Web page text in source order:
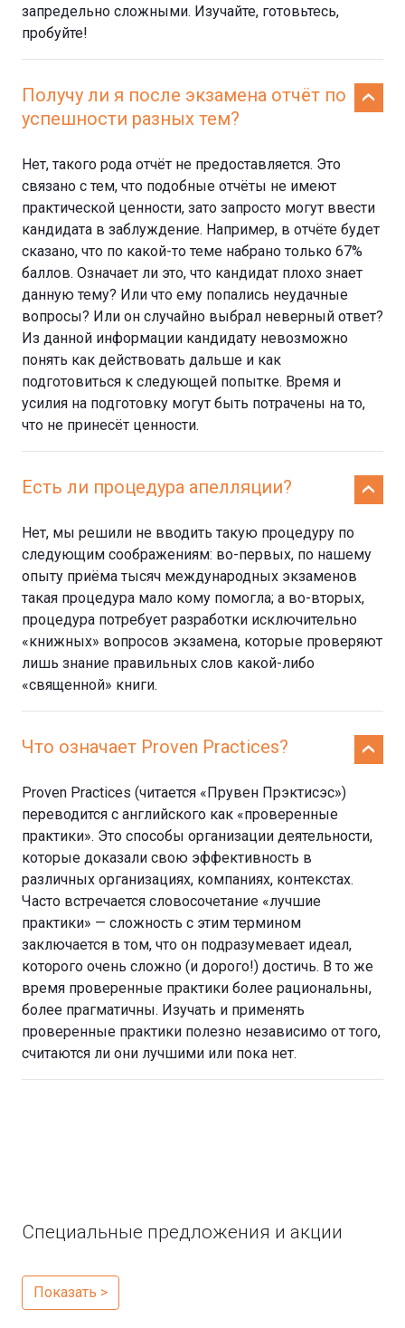
запредельно сложными. Изучайте, готовьтесь,
пробуйте!
Получу ли я после экзамена отчёт по
успешности разных тем?
Нет, такого рода отчёт не предоставляется. Это
связано с тем, что подобные отчёты не имеют
практической ценности, зато запросто могут ввести
кандидата в заблуждение. Например, в отчёте будет
сказано, что по какой-то теме набрано только 67%
баллов. Означает ли это, что кандидат плохо знает
данную тему? Или что ему попались неудачные
вопросы? Или он случайно выбрал неверный ответ?
Из данной информации кандидату невозможно
понять как действовать дальше и как
подготовиться к следующей попытке. Время и
усилия на подготовку могут быть потрачены на то,
что не принесёт ценности.
Есть ли процедура апелляции?
Нет, мы решили не вводить такую процедуру по
следующим соображениям: во-первых, по нашему
опыту приёма тысяч международных экзаменов
такая процедура мало кому помогла; а во-вторых,
процедура потребует разработки исключительно
«книжных» вопросов экзамена, которые проверяют
лишь знание правильных слов какой-либо
«священной» книги.
Что означает Proven Practices?
Proven Practices (читается «Прувен Прэктисэс»)
переводится с английского как «проверенные
практики». Это способы организации деятельности,
которые доказали свою эффективность в
различных организациях, компаниях, контекстах.
Часто встречается словосочетание «лучшие
практики» — сложность с этим термином
заключается в том, что он подразумевает идеал,
которого очень сложно (и дорого!) достичь. В то же
время проверенные практики более рациональны,
более прагматичны. Изучать и применять
проверенные практики полезно независимо от того,
считаются ли они лучшими или пока нет.
Специальные предложения и акции
Показать >